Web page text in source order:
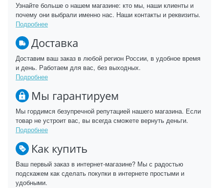
Узнайте больше о нашем магазине: кто мы, наши клиенты и
почему они выбрали именно нас. Наши контакты и реквизиты.
Подробнее
Доставка
Доставим ваш заказ в любой регион России, в удобное время
и день. Работаем для вас, без выходных.
Подробнее
Мы гарантируем
Мы гордимся безупречной репутацией нашего магазина. Если
товар не устроит вас, вы всегда сможете вернуть деньги.
Подробнее
Как купить
Ваш первый заказ в интернет-магазине? Мы с радостью
подскажем как сделать покупки в интернете простыми и
удобными.